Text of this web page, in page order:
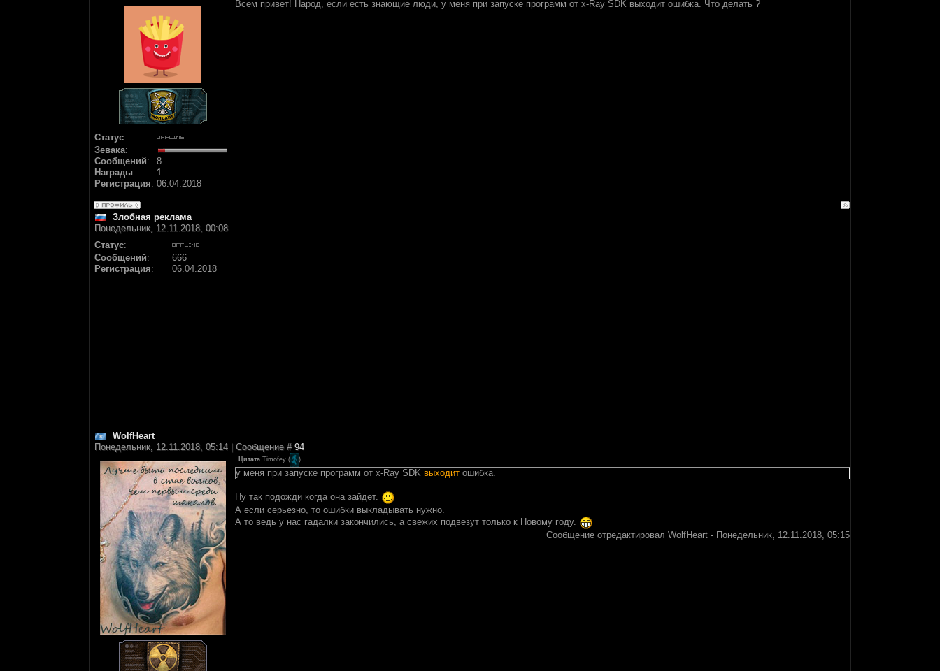
Статус:
Зевака:
Сообщений:
8
Награды:
1
Регистрация: 06.04.2018
Всем привет! Народ, если есть знающие люди, у меня при запуске программ от x-Ray SDK выходит ошибка. Что делать ?
Злобная реклама
Понедельник, 12.11.2018, 00:08
Статус:
Сообщений:
666
Регистрация: 06.04.2018
WolfHeart
Понедельник, 12.11.2018, 05:14 | Сообщение # 94
Цитата Timofey ( )
у меня при запуске программ от x-Ray SDK выходит ошибка.
Ну так подожди когда она зайдет.
А если серьезно, то ошибки выкладывать нужно.
А то ведь у нас гадалки закончились, а свежих подвезут только к Новому году.
Сообщение отредактировал WolfHeart - Понедельник, 12.11.2018, 05:15